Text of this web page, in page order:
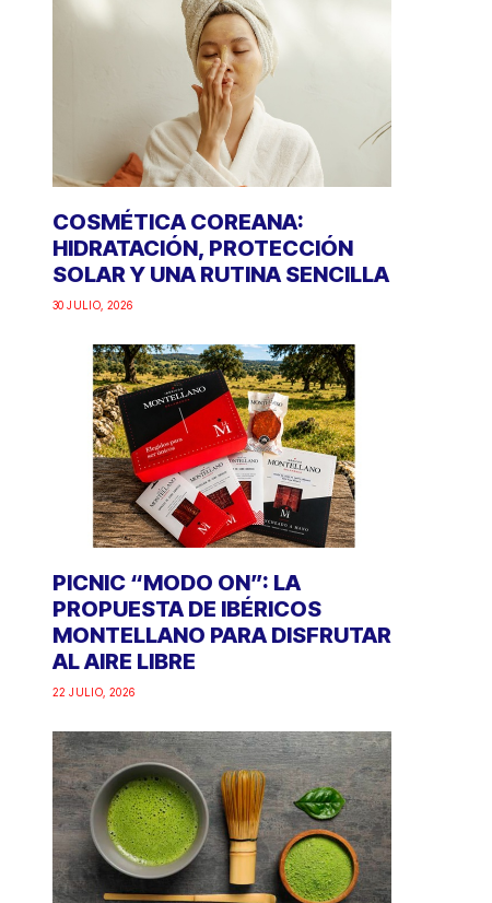
COSMÉTICA COREANA:
HIDRATACIÓN, PROTECCIÓN
SOLAR Y UNA RUTINA SENCILLA
30 JULIO, 2026
PICNIC “MODO ON”: LA
PROPUESTA DE IBÉRICOS
MONTELLANO PARA DISFRUTAR
AL AIRE LIBRE
22 JULIO, 2026